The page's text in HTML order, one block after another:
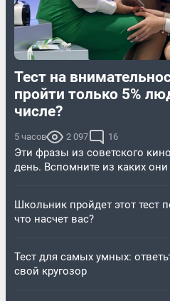
Тест на
пройти только 5%
числе?
5 часов 2 097 16
Эти фразы из советского
день. Вспомните из каких
Школьник пройдет этот тест
что насчет вас?
Тест для самых умных:
свой кругозор